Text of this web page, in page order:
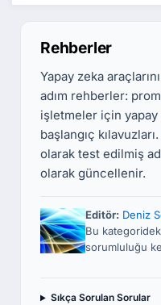
Rehberler
Yapay zeka
adım rehberler:
işletmeler için
başlangıç
olarak test edilmiş
olarak güncellenir.
Editör: Deniz
Bu
sorumluluğu
Sıkça Sorulan Sorular